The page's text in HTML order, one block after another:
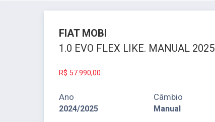
FIAT MOBI
1.0 EVO FLEX LIKE. MANUAL 2025
R$ 57.990,00
Ano
2024/2025
Câmbio
Manual